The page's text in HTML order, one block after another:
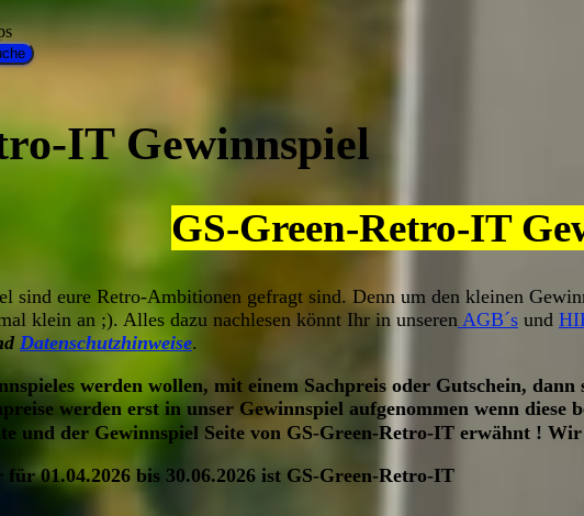
IT Gewinnspiel
GS-Green-Retro-IT
sind eure Retro-Ambitionen gefragt sind. Denn um den kleinen
klein an ;). Alles dazu nachlesen könnt Ihr in unseren AGB´s und
Datenschutzhinweise.
werden wollen, mit einem Sachpreis oder Gutschein,
werden erst in unser Gewinnspiel aufgenommen wenn
und der Gewinnspiel Seite von GS-Green-Retro-IT erwähnt !
01.04.2026 bis 30.06.2026 ist GS-Green-Retro-IT